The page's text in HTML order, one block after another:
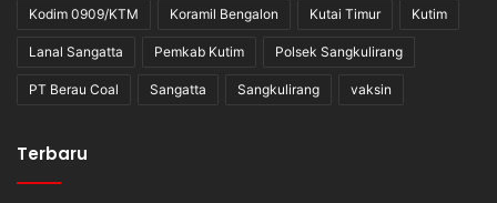
Kodim 0909/KTM Koramil Bengalon Kutai Timur Kutim
Lanal Sangatta Pemkab Kutim Polsek Sangkulirang
PT Berau Coal Sangatta Sangkulirang vaksin
Terbaru